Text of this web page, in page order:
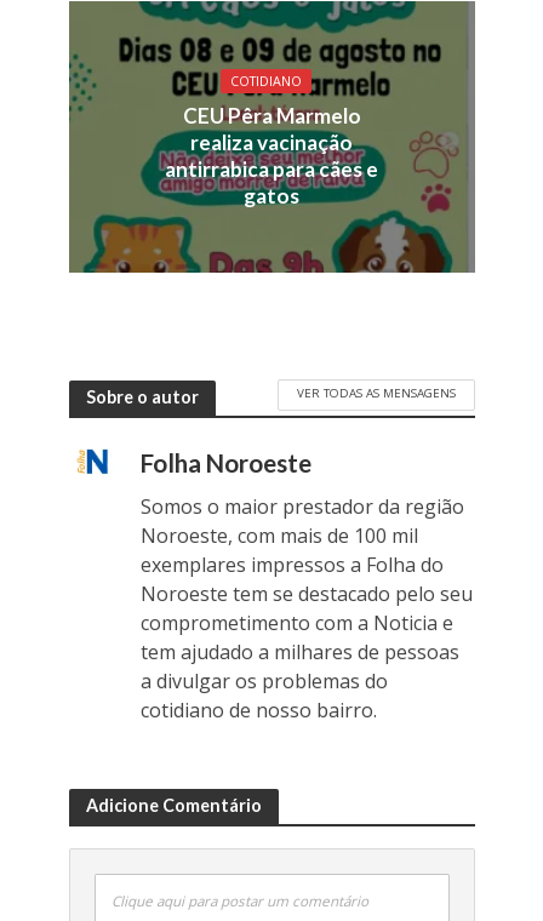
COTIDIANO
CEU Pêra Marmelo
realiza vacinação
antirrabica para cães e
gatos
Sobre o autor VER TODAS AS MENSAGENS
Folha Noroeste
Somos o maior prestador da região
Noroeste, com mais de 100 mil
exemplares impressos a Folha do
Noroeste tem se destacado pelo seu
comprometimento com a Noticia e
tem ajudado a milhares de pessoas
a divulgar os problemas do
cotidiano de nosso bairro.
Adicione Comentário
Clique aqui para postar um comentário